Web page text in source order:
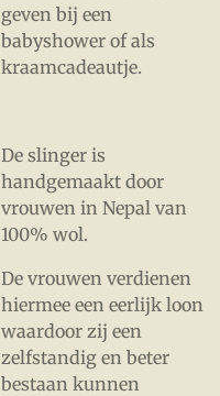
geven bij een
babyshower of als
kraamcadeautje.
De slinger is
handgemaakt door
vrouwen in Nepal van
100% wol.
De vrouwen verdienen
hiermee een eerlijk loon
waardoor zij een
zelfstandig en beter
bestaan kunnen